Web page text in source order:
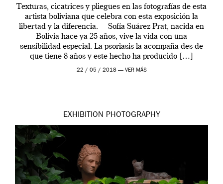
Texturas, cicatrices y pliegues en las fotografías de esta
artista boliviana que celebra con esta exposición la
libertad y la diferencia. Sofía Suárez Prat, nacida en
Bolivia hace ya 25 años, vive la vida con una
sensibilidad especial. La psoriasis la acompaña des de
que tiene 8 años y este hecho ha producido […]
22 / 05 / 2018 — VER MÁS
EXHIBITION PHOTOGRAPHY